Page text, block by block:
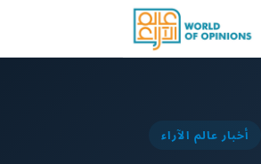
أخبار عالم الآراء